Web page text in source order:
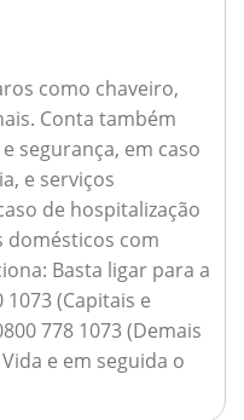
como chaveiro,
Conta também
segurança, em caso
e serviços
de hospitalização
domésticos com
Basta ligar para a
(Capitais e
778 1073 (Demais
e em seguida o